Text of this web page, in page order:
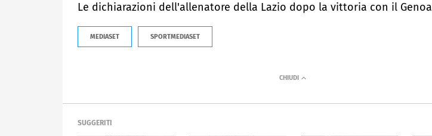
Le dichiarazioni dell'allenatore della Lazio dopo la vittoria con il Genoa
MEDIASET SPORTMEDIASET
SUGGERITI